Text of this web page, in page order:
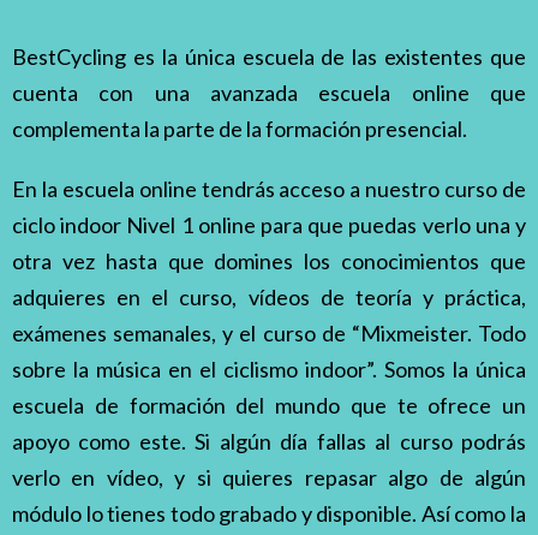
BestCycling es la única escuela de las existentes que
cuenta con una avanzada escuela online que
complementa la parte de la formación presencial.
En la escuela online tendrás acceso a nuestro curso de
ciclo indoor Nivel 1 online para que puedas verlo una y
otra vez hasta que domines los conocimientos que
adquieres en el curso, vídeos de teoría y práctica,
exámenes semanales, y el curso de “Mixmeister. Todo
sobre la música en el ciclismo indoor”. Somos la única
escuela de formación del mundo que te ofrece un
apoyo como este. Si algún día fallas al curso podrás
verlo en vídeo, y si quieres repasar algo de algún
módulo lo tienes todo grabado y disponible. Así como la